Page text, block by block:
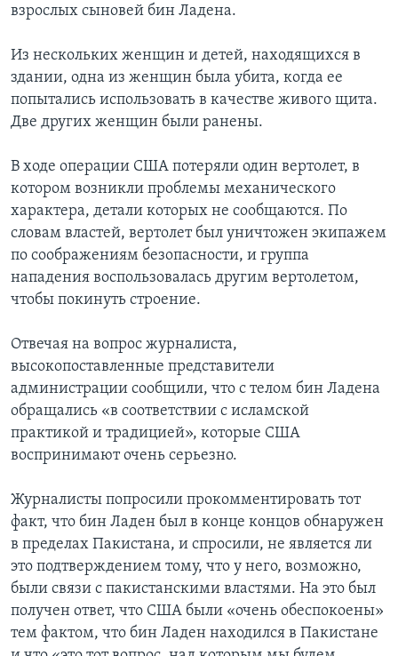
взрослых сыновей бин Ладена.
Из нескольких женщин и детей, находящихся в
здании, одна из женщин была убита, когда ее
попытались использовать в качестве живого щита.
Две других женщин были ранены.
В ходе операции США потеряли один вертолет, в
котором возникли проблемы механического
характера, детали которых не сообщаются. По
словам властей, вертолет был уничтожен экипажем
по соображениям безопасности, и группа
нападения воспользовалась другим вертолетом,
чтобы покинуть строение.
Отвечая на вопрос журналиста,
высокопоставленные представители
администрации сообщили, что с телом бин Ладена
обращались «в соответствии с исламской
практикой и традицией», которые США
воспринимают очень серьезно.
Журналисты попросили прокомментировать тот
факт, что бин Ладен был в конце концов обнаружен
в пределах Пакистана, и спросили, не является ли
это подтверждением тому, что у него, возможно,
были связи с пакистанскими властями. На это был
получен ответ, что США были «очень обеспокоены»
тем фактом, что бин Ладен находился в Пакистане